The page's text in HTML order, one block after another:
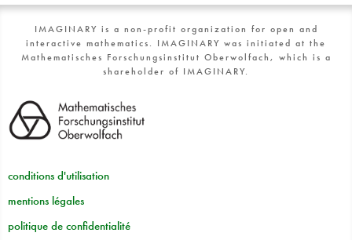
IMAGINARY is a non-profit organization for open and
interactive mathematics. IMAGINARY was initiated at the
Mathematisches Forschungsinstitut Oberwolfach, which is a
shareholder of IMAGINARY.
conditions d'utilisation
mentions légales
politique de confidentialité